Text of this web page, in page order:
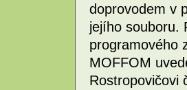
doprovodem v
jejího souboru.
programového
MOFFOM
Rostropovičovi